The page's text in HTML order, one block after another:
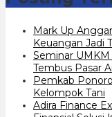
Mark Up
Keuangan Jadi
Seminar UMKM
Tembus Pasar
Pemkab
Kelompok Tani
Adira Finance